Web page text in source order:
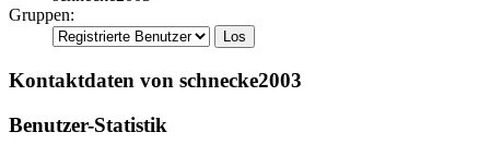
Gruppen:
Kontaktdaten von schnecke2003
Benutzer-Statistik